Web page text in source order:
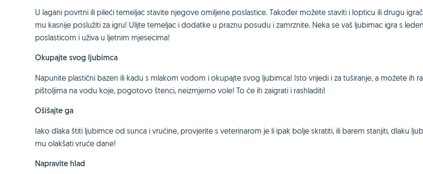
U lagani povrtni ili pileći temeljac stavite njegove omiljene poslastice. Također možete staviti i lopticu ili drugu
mu kasnije poslužiti za igru! Ulijte temeljac i dodatke u praznu posudu i zamrznite. Neka se vaš ljubimac igra s
poslasticom i uživa u ljetnim mjesecima!
Okupajte svog ljubimca
Napunite plastični bazen ili kadu s mlakom vodom i okupajte svog ljubimca! Isto vrijedi i za tuširanje, a možete ih
pištoljima na vodu koje, pogotovo štenci, neizmjerno vole! To će ih zaigrati i rashladiti!
Ošišajte ga
Iako dlaka štiti ljubimce od sunca i vrućine, provjerite s veterinarom je li ipak bolje skratiti, ili barem stanjiti, dlaku
mu olakšati vruće dane!
Napravite hlad